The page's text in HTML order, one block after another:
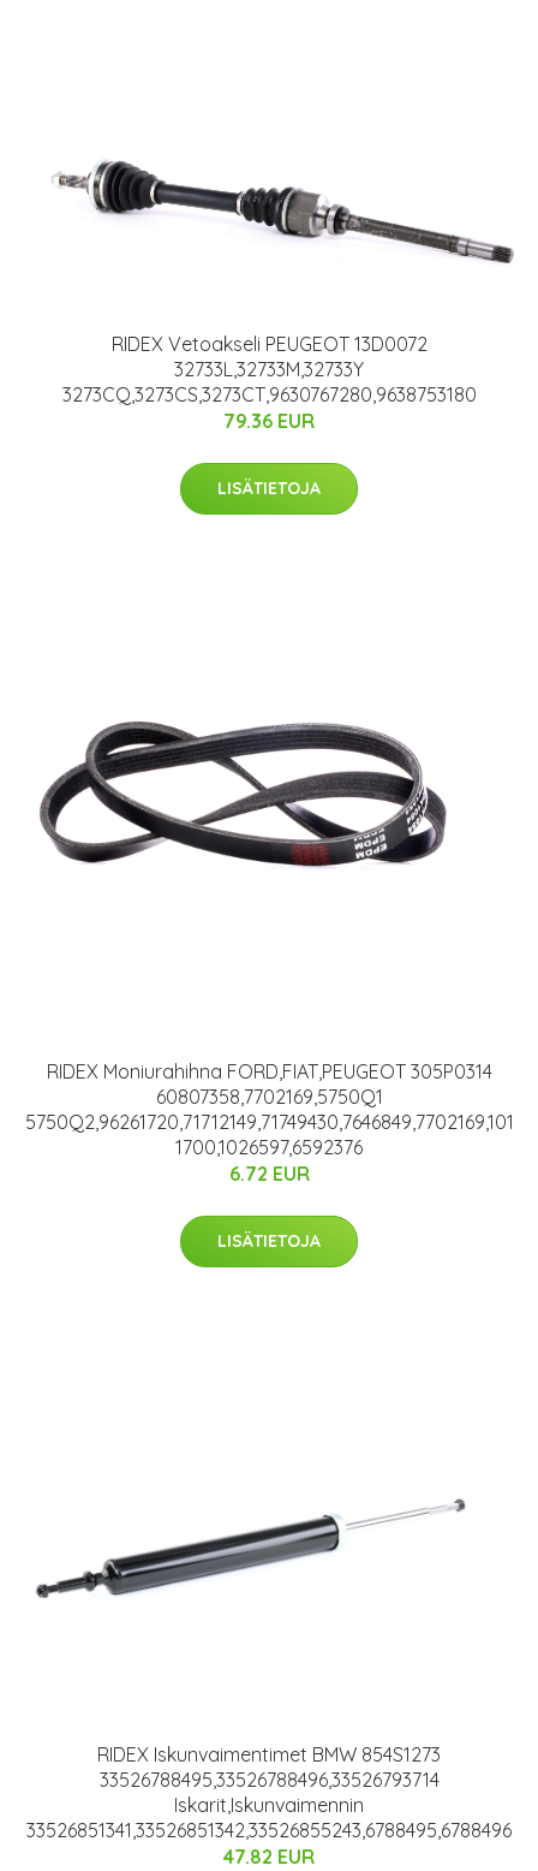
RIDEX Vetoakseli PEUGEOT 13D0072
32733L,32733M,32733Y
3273CQ,3273CS,3273CT,9630767280,9638753180
79.36 EUR
LISÄTIETOJA
RIDEX Moniurahihna FORD,FIAT,PEUGEOT 305P0314
60807358,7702169,5750Q1
5750Q2,96261720,71712149,71749430,7646849,7702169,101
1700,1026597,6592376
6.72 EUR
LISÄTIETOJA
RIDEX Iskunvaimentimet BMW 854S1273
33526788495,33526788496,33526793714
Iskarit,Iskunvaimennin
33526851341,33526851342,33526855243,6788495,6788496
47.82 EUR